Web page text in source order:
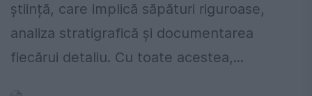
știință, care implică săpături riguroase,
analiza stratigrafică și documentarea
fiecărui detaliu. Cu toate acestea,...